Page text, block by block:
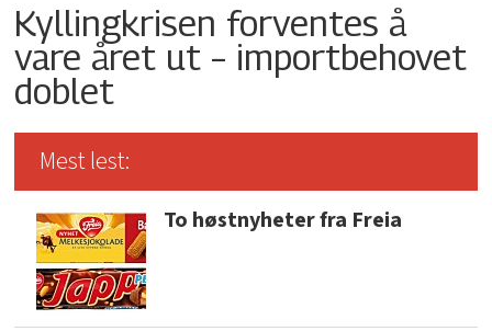
Kyllingkrisen forventes å
vare året ut – importbehovet
doblet
Mest lest:
To høstnyheter fra Freia